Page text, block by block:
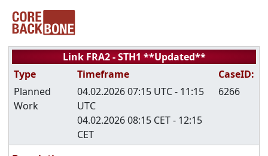
Link FRA2 - STH1 **Updated**
Type
Planned
Work
Timeframe
04.02.2026 07:15 UTC - 11:15
UTC
04.02.2026 08:15 CET - 12:15
CET
CaseID:
6266